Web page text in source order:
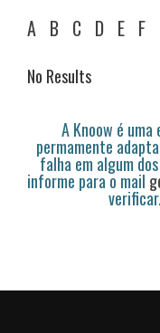
A B C D E F
No Results
A Knoow é
permamente
falha em algum
informe para o mail